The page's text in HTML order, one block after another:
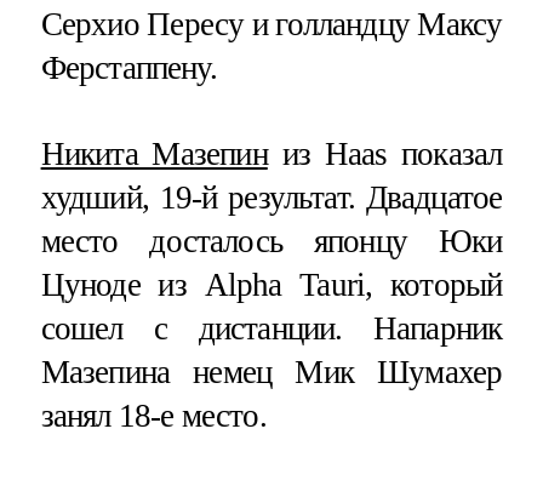
Серхио Пересу и голландцу Максу
Ферстаппену.
Никита Мазепиниз Haas показал
худший, 19-й результат. Двадцатое
место досталось японцу Юки
Цуноде из Alpha Tauri, который
сошел с дистанции. Напарник
Мазепина немец Мик Шумахер
занял 18-е место.